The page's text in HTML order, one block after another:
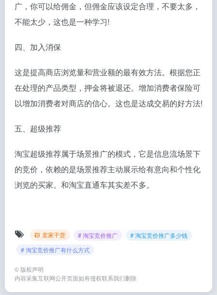
广，你可以给佣金，但佣金应该设定合理，不要太多，
不能太少，这也是一种学习!
四、加入消保
这是提高商店浏览量和营业额的最有效方法。根据您正
在处理的产品类型，押金将被退还。增加消费者保险可
以增加消费者对商店的信心。这也是达成交易的好方法!
五、超级推荐
淘宝超级推荐属于场景推广的模式，它是信息流场景下
的竞价，依赖的是场景推荐主动展示给有意向和个性化
浏览的买家。和淘宝直通车其实差不多。
卖家干货 # 淘宝竞价推广
# 淘宝竞价推广多少钱
# 淘宝竞价推广有什么方式
© 版权声明
内容采集互联网公开页面如有侵权联系我们删除